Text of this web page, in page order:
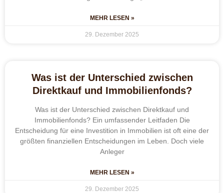
MEHR LESEN »
29. Dezember 2025
Was ist der Unterschied zwischen
Direktkauf und Immobilienfonds?
Was ist der Unterschied zwischen Direktkauf und
Immobilienfonds? Ein umfassender Leitfaden Die
Entscheidung für eine Investition in Immobilien ist oft eine der
größten finanziellen Entscheidungen im Leben. Doch viele
Anleger
MEHR LESEN »
29. Dezember 2025